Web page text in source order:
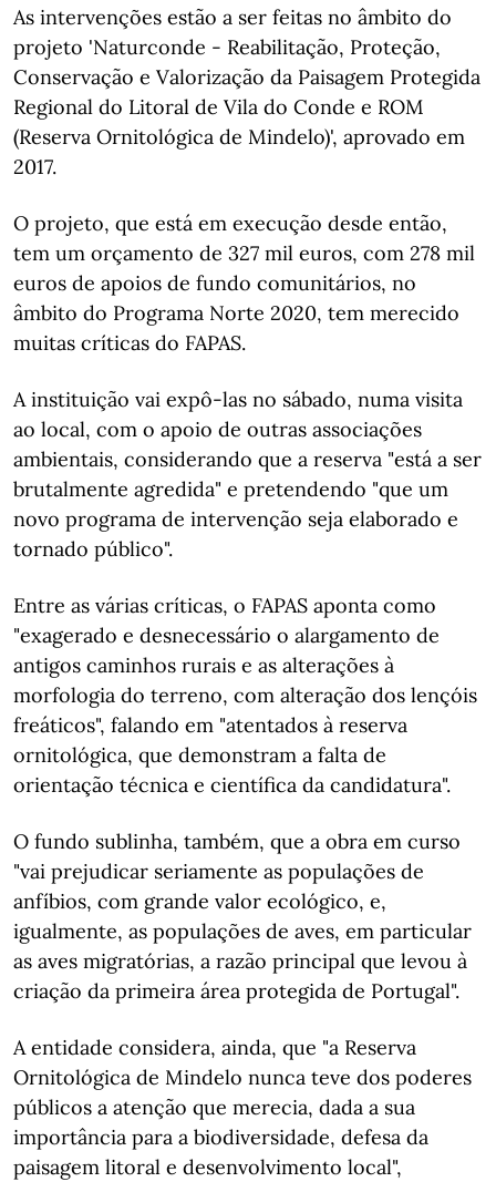
As intervenções estão a ser feitas no âmbito do
projeto 'Naturconde - Reabilitação, Proteção,
Conservação e Valorização da Paisagem Protegida
Regional do Litoral de Vila do Conde e ROM
(Reserva Ornitológica de Mindelo)', aprovado em
2017.
O projeto, que está em execução desde então,
tem um orçamento de 327 mil euros, com 278 mil
euros de apoios de fundo comunitários, no
âmbito do Programa Norte 2020, tem merecido
muitas críticas do FAPAS.
A instituição vai expô-las no sábado, numa visita
ao local, com o apoio de outras associações
ambientais, considerando que a reserva "está a ser
brutalmente agredida" e pretendendo "que um
novo programa de intervenção seja elaborado e
tornado público".
Entre as várias críticas, o FAPAS aponta como
"exagerado e desnecessário o alargamento de
antigos caminhos rurais e as alterações à
morfologia do terreno, com alteração dos lençóis
freáticos", falando em "atentados à reserva
ornitológica, que demonstram a falta de
orientação técnica e científica da candidatura".
O fundo sublinha, também, que a obra em curso
"vai prejudicar seriamente as populações de
anfíbios, com grande valor ecológico, e,
igualmente, as populações de aves, em particular
as aves migratórias, a razão principal que levou à
criação da primeira área protegida de Portugal".
A entidade considera, ainda, que "a Reserva
Ornitológica de Mindelo nunca teve dos poderes
públicos a atenção que merecia, dada a sua
importância para a biodiversidade, defesa da
paisagem litoral e desenvolvimento local",